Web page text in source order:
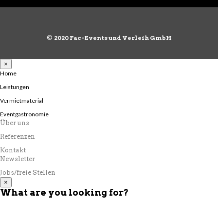
© 2020 Fac-Events und Verleih GmbH
×
Home
Leistungen
Vermietmaterial
Eventgastronomie
Über uns
Referenzen
Kontakt
Newsletter
Jobs/freie Stellen
×
What are you looking for?